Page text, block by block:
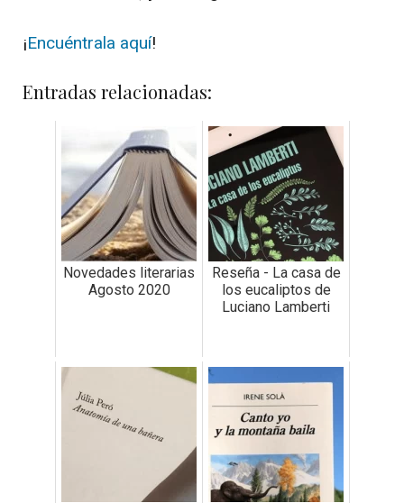
¡Encuéntrala aquí!
Entradas relacionadas:
Novedades literarias
Agosto 2020
Reseña - La casa de
los eucaliptos de
Luciano Lamberti